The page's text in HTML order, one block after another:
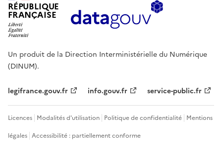
RÉPUBLIQUE
FRANÇAISE
Un produit de la Direction Interministérielle du Numérique
(DINUM).
legifrance.gouv.fr info.gouv.fr service-public.fr
Licences Modalités d'utilisation Politique de confidentialité Mentions
légales Accessibilité : partiellement conforme